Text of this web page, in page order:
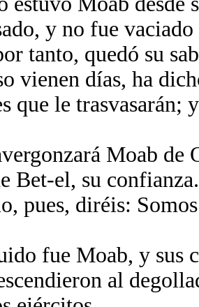
y no fue
tanto, quedó su
vienen días, ha
que le trasvasarán;
Moab de
Bet-el, su
pues, diréis:
fue Moab, y sus
al